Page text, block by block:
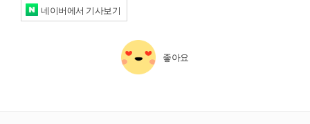
네이버에서 기사보기
좋아요